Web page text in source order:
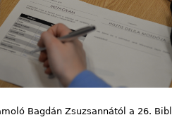
Bagdán Zsuzsannától a 26.